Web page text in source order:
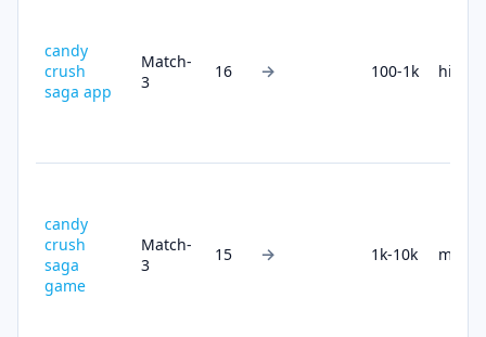
candy
crush
saga app
Match-
3
16 → 100-1k high
candy
crush
saga
game
Match-
3
15 → 1k-10k